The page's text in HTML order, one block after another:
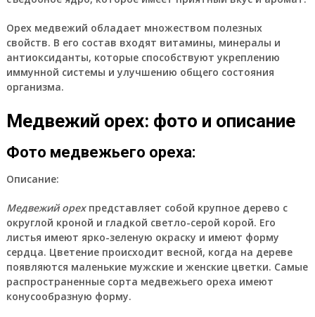
Орех медвежий обладает множеством полезных
свойств. В его состав входят витамины, минералы и
антиоксиданты, которые способствуют укреплению
иммунной системы и улучшению общего состояния
организма.
Медвежий орех: фото и описание
Фото медвежьего ореха:
Описание:
Медвежий орехпредставляет собой крупное дерево с
округлой кроной и гладкой светло-серой корой. Его
листья имеют ярко-зеленую окраску и имеют форму
сердца. Цветение происходит весной, когда на дереве
появляются маленькие мужские и женские цветки. Самые
распространенные сорта медвежьего ореха имеют
конусообразную форму.